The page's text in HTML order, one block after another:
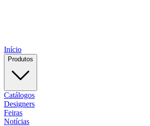
Início
Produtos
Catálogos
Designers
Feiras
Notícias